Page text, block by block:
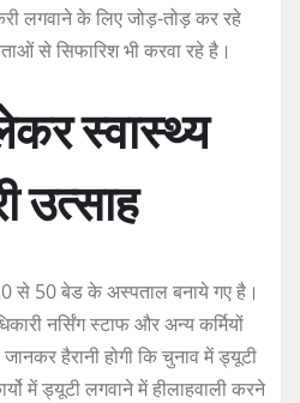
लगवाने के लिए जोड़-तोड़ कर रहे
से सिफारिश भी करवा रहे है।
स्वास्थ्य
उत्साह
से 50 बेड के अस्पताल बनाये गए है।
नर्सिंग स्टाफ और अन्य कर्मियों
हैरानी होगी कि चुनाव में ड्यूटी
में ड्यूटी लगवाने में हीलाहवाली करने